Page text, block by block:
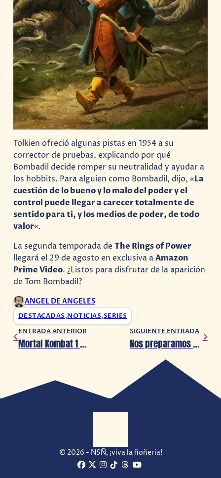
Tolkien ofreció algunas pistas en 1954 a su
corrector de pruebas, explicando por qué
Bombadil decide romper su neutralidad y ayudar a
los hobbits. Para alguien como Bombadil, dijo, «La
cuestión de lo bueno y lo malo del poder y el
control puede llegar a carecer totalmente de
sentido para ti, y los medios de poder, de todo
valor«.
La segunda temporada deThe Rings of Power
llegará el 29 de agosto en exclusiva aAmazon
Prime Video. ¿Listos para disfrutar de la aparición
de Tom Bombadil?
ANGEL DE ANGELES
DESTACADAS,NOTICIAS,SERIES
ENTRADA ANTERIOR
Mortal Kombat 1 presenta gameplay de Homelander
SIGUIENTE ENTRADA
Nos preparamos para la MEGA XP 2024, ¡Checa esto!
© 2026 - NSÑ, ¡viva la ñoñería!